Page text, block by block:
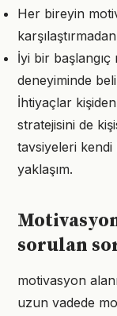
Her bireyin
İyi bir
deneyiminde
İhtiyaçlar
stratejisini de
tavsiyeleri kendi
yaklaşım.
sorulan
motivasyon
uzun vadede